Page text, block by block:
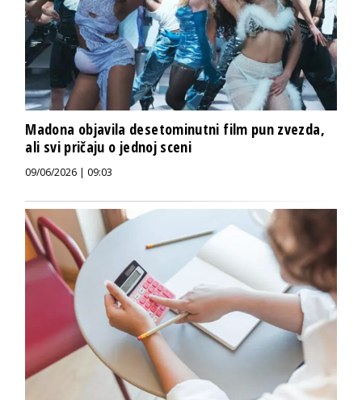
Madona objavila desetominutni film pun zvezda,
ali svi pričaju o jednoj sceni
09/06/2026 | 09:03